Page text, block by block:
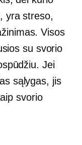
yra streso,
Visos
su svorio
Jei
sąlygas, jis
svorio